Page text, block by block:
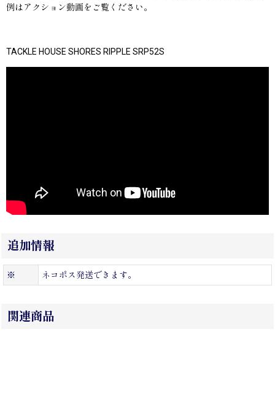
例はアクション動画をご覧ください。
TACKLE HOUSE SHORES RIPPLE SRP52S
追加情報
※ ネコポス発送できます。
関連商品